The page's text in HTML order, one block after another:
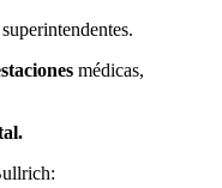
médicas,